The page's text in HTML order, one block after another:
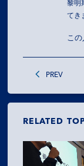
黎明
てき
この
PREV
RELATED